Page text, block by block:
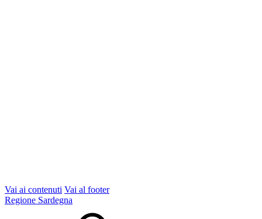
Vai ai contenuti Vai al footer
Regione Sardegna